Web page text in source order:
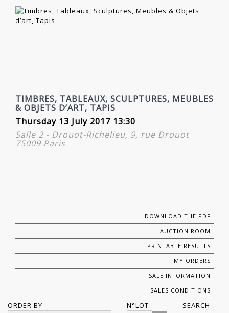
TIMBRES, TABLEAUX, SCULPTURES, MEUBLES
& OBJETS D’ART, TAPIS
Thursday 13 July 2017 13:30
Salle 2 - Drouot-Richelieu, 9, rue Drouot
75009 Paris
DOWNLOAD THE PDF
AUCTION ROOM
PRINTABLE RESULTS
MY ORDERS
SALE INFORMATION
SALES CONDITIONS
ORDER BY
N°LOT
SEARCH